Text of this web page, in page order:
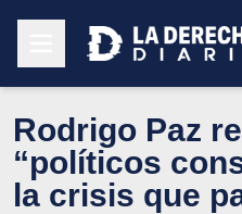
Rodrigo Paz
“políticos
la crisis que